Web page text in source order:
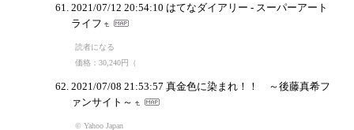
2021/07/12 20:54:10 はてなダイアリー - スーパーアート
ライフ
読者になる
価格：30,240円（
2021/07/08 21:53:57 真金色に染まれ！！ ～後藤真希フ
ァンサイト～
© Yahoo Japan